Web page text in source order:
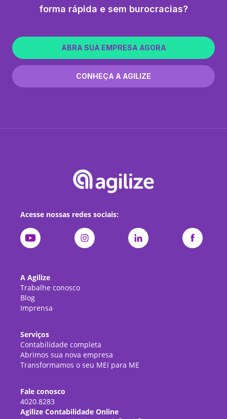
forma rápida e sem burocracias?
ABRA SUA EMPRESA AGORA
CONHEÇA A AGILIZE
Acesse nossas redes sociais:
A Agilize
Trabalhe conosco
Blog
Imprensa
Serviços
Contabilidade completa
Abrimos sua nova empresa
Transformamos o seu MEI para ME
Fale conosco
4020.8283
Agilize Contabilidade Online